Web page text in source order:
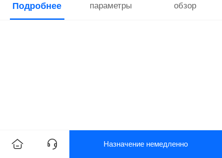
Подробнее параметры обзор
Назначение немедленно